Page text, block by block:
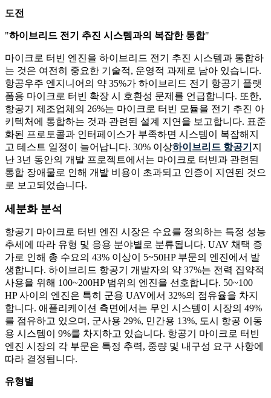
도전
"하이브리드 전기 추진 시스템과의 복잡한 통합"
마이크로 터빈 엔진을 하이브리드 전기 추진 시스템과 통합하
는 것은 여전히 ​​중요한 기술적, 운영적 과제로 남아 있습니다.
항공우주 엔지니어의 약 35%가 하이브리드 전기 항공기 플랫
폼용 마이크로 터빈 확장 시 호환성 문제를 언급합니다. 또한,
항공기 제조업체의 26%는 마이크로 터빈 모듈을 전기 추진 아
키텍처에 통합하는 것과 관련된 설계 지연을 보고합니다. 표준
화된 프로토콜과 인터페이스가 부족하면 시스템이 복잡해지
고 테스트 일정이 늘어납니다. 30% 이상하이브리드 항공기 지
난 3년 동안의 개발 프로젝트에서는 마이크로 터빈과 관련된
통합 장애물로 인해 개발 비용이 초과되고 인증이 지연된 것으
로 보고되었습니다.
세분화 분석
항공기 마이크로 터빈 엔진 시장은 수요를 정의하는 특정 성능
추세에 따라 유형 및 응용 분야별로 분류됩니다. UAV 채택 증
가로 인해 총 수요의 43% 이상이 5~50HP 부문의 엔진에서 발
생합니다. 하이브리드 항공기 개발자의 약 37%는 전력 집약적
사용을 위해 100~200HP 범위의 엔진을 선호합니다. 50~100
HP 사이의 엔진은 특히 군용 UAV에서 32%의 점유율을 차지
합니다. 애플리케이션 측면에서는 무인 시스템이 시장의 49%
를 점유하고 있으며, 군사용 29%, 민간용 13%, 도시 항공 이동
용 시스템이 9%를 차지하고 있습니다. 항공기 마이크로 터빈
엔진 시장의 각 부문은 특정 추력, 중량 및 내구성 요구 사항에
따라 결정됩니다.
유형별